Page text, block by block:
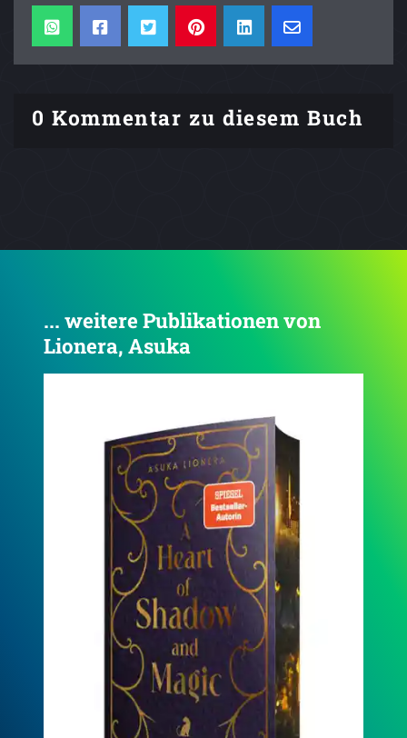
0 Kommentar zu diesem Buch
... weitere Publikationen von
Lionera, Asuka